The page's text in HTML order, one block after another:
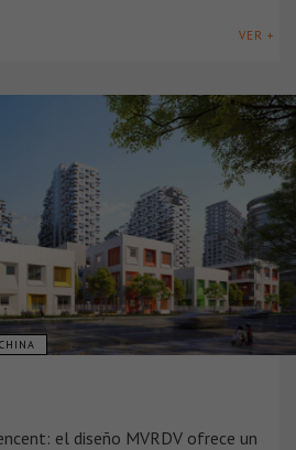
VER +
CHINA
el diseño MVRDV ofrece un